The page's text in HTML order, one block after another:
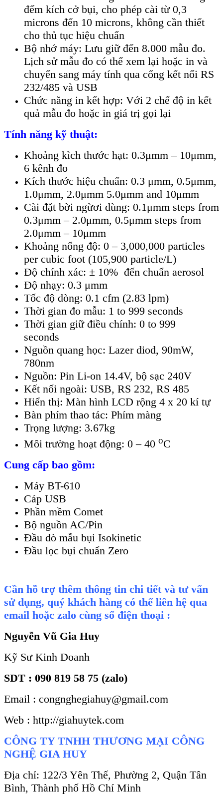
đếm kích cở bụi, cho phép cài từ 0,3
microns đến 10 microns, không cần thiết
cho thủ tục hiệu chuẩn
Bộ nhớ máy: Lưu giữ đến 8.000 mẫu đo.
Lịch sử mẫu đo có thể xem lại hoặc in và
chuyển sang máy tính qua cổng kết nối RS
232/485 và USB
Chức năng in kết hợp: Với 2 chế độ in kết
quả mẫu đo hoặc in giá trị gọi lại
Tính năng kỹ thuật:
Khoảng kìch thước hạt: 0.3μmm – 10μmm,
6 kênh đo
Kích thước hiệu chuẩn: 0.3 μmm, 0.5μmm,
1.0μmm, 2.0μmm 5.0μmm and 10μmm
Cài đặt bời ngừơi dùng: 0.1μmm steps from
0.3μmm – 2.0μmm, 0.5μmm steps from
2.0μmm – 10μmm
Khoảng nổng độ: 0 – 3,000,000 particles
per cubic foot (105,900 particle/L)
Độ chính xác: ± 10% đến chuẩn aerosol
Độ nhạy: 0.3 μmm
Tốc độ dòng: 0.1 cfm (2.83 lpm)
Thời gian đo mẫu: 1 to 999 seconds
Thời gian giữ điều chính: 0 to 999
seconds
Nguồn quang học: Lazer diod, 90mW,
780nm
Nguồn: Pin Li-on 14.4V, bộ sạc 240V
Kết nối ngoài: USB, RS 232, RS 485
Hiển thị: Màn hình LCD rộng 4 x 20 kí tự
Bàn phím thao tác: Phím màng
Trọng lượng: 3.67kg
Môi trường hoạt động: 0 – 40 oC
Cung cấp bao gồm:
Máy BT-610
Cáp USB
Phần mềm Comet
Bộ nguồn AC/Pin
Đầu dò mẫu bụi Isokinetic
Đầu lọc bụi chuẩn Zero
Cần hỗ trợ thêm thông tin chi tiết và tư vấn
sử dụng, quý khách hàng có thể liên hệ qua
email hoặc zalo cùng số điện thoại :
Nguyễn Vũ Gia Huy
Kỹ Sư Kinh Doanh
SDT : 090 819 58 75 (zalo)
Email : congnghegiahuy@gmail.com
Web : http://giahuytek.com
CÔNG TY TNHH THƯƠNG MẠI CÔNG
NGHỆ GIA HUY
Địa chỉ: 122/3 Yên Thế, Phường 2, Quận Tân
Bình, Thành phố Hồ Chí Minh